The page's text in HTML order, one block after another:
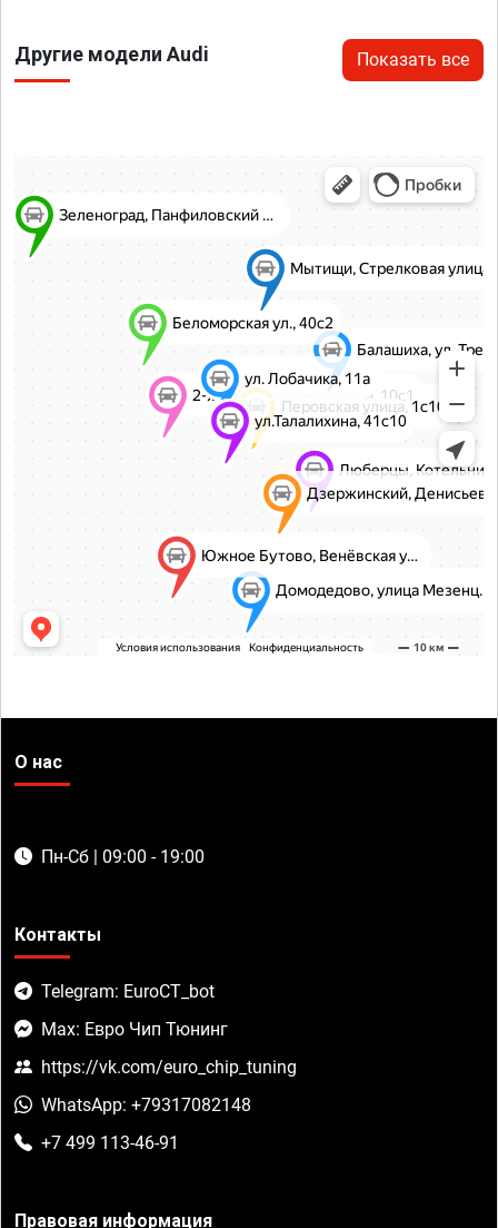
Другие модели Audi Показать все
О нас
Пн-Сб | 09:00 - 19:00
Контакты
Telegram: EuroCT_bot
Max: Евро Чип Тюнинг
https://vk.com/euro_chip_tuning
WhatsApp: +79317082148
+7 499 113-46-91
Правовая информация